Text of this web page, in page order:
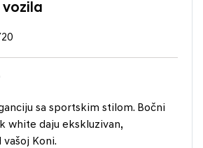
vozila
sa sportskim stilom. Bočni
white daju ekskluzivan,
Koni.